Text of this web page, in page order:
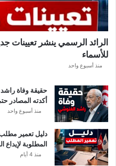
الرائد الرسمي ينشر تعيينات
للأسماء
منذ أسبوع واحد
حقيقة وفاة
أكدته المصادر
منذ أسبوع واحد
دليل تعمير
المطلوبة لإيداع
منذ 4 أيام